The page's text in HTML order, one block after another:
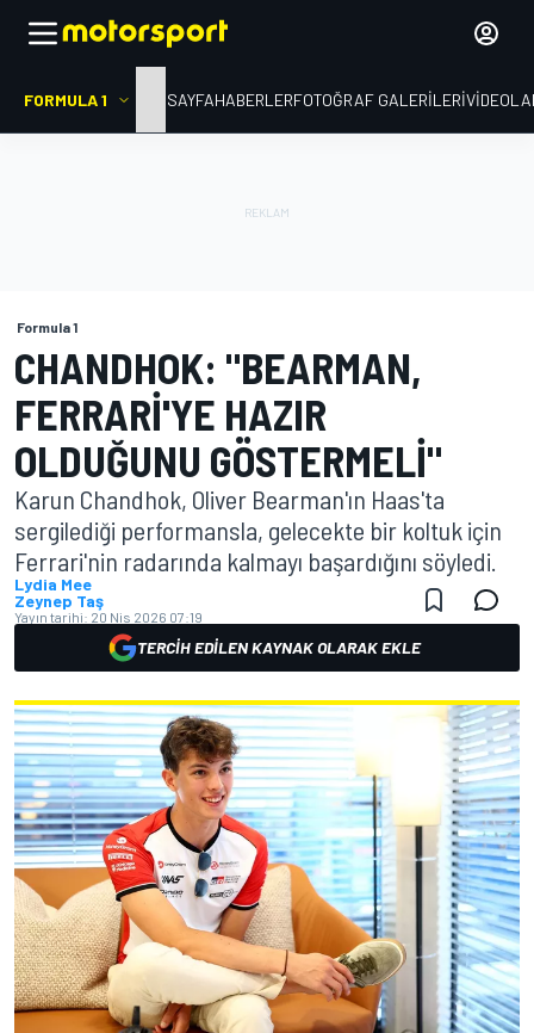
FORMULA 1 ANA SAYFAHABERLERFOTOĞRAF GALERILERI
Formula 1
CHANDHOK: "BEARMAN,
FERRARI'YE HAZIR
OLDUĞUNU GÖSTERMELI"
Karun Chandhok, Oliver Bearman'ın Haas'ta
sergilediği performansla, gelecekte bir koltuk için
Ferrari'nin radarında kalmayı başardığını söyledi.
Lydia Mee
Zeynep Taş
Yayın tarihi: 20 Nis 2026 07:19
TERCIH EDILEN KAYNAK OLARAK EKLE